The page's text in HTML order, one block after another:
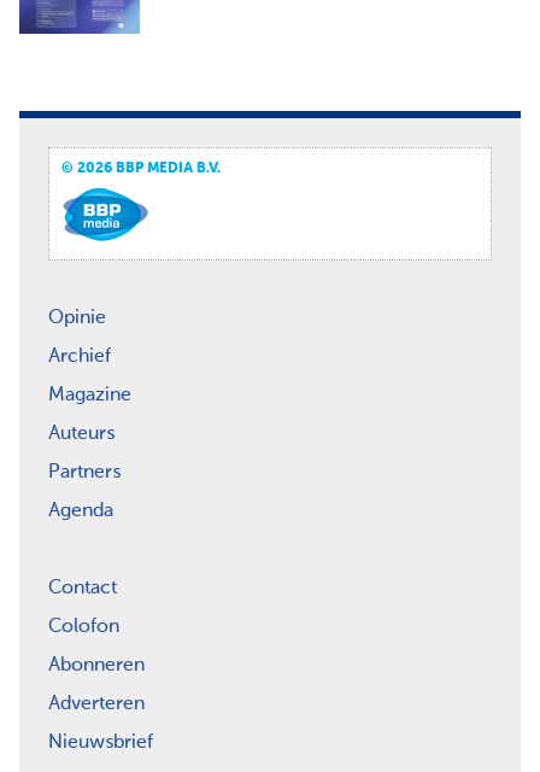
© 2026 BBP MEDIA B.V.
Opinie
Archief
Magazine
Auteurs
Partners
Agenda
Contact
Colofon
Abonneren
Adverteren
Nieuwsbrief